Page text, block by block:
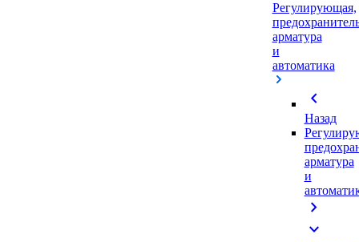
Регулирующая,
арматура
и
автоматика
chevron_left
Назад
арматура
и
chevron_right
expand_more